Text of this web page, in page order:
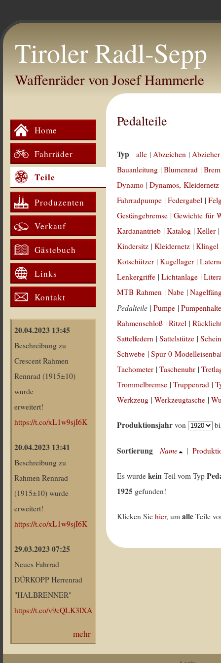
Tiroler Radl-Sepp
Waffenräder von Josef Hammerle
Home
Fahrräder
Teile
Produzenten
Verkauf
Gästebuch
Links
Kontakt
20.04.2023 13:45
Beschreibung zu
Crescent Rahmen
Rennrad (1915±10)
wurde
erweitert!
https://t.co/xL1w9sjI6K
20.04.2023 13:41
Beschreibung zu
Rahmen Rennrad
(1915±10) wurde
erweitert!
https://t.co/xL1w9sjI6K
29.03.2023 07:25
Neues Fahrrad
DÜRKOPP Herrenrad
"HALBRENNER"
https://t.co/v9cQLK3lXA
mehr
Pedalteile
Typ alle |Abzeichen |
Bauanleitung |Blumenrad |
Dynamo |Dynamos, Kleidernetz
Fahrradpumpe |Federgabel |
Gestängebremse |Gewichte für
Kardanantrieb |Katalog |Keller
Kindersitz |Kleidernetz |Klingel
Kotschützer |Kugellager |
Lenkergriffe |Lichtanlage |
MTB Rahmen |Nabe |
Pedalteile |Pumpe |
Rahmenschloß |Ritzel |
Sattelfedern |Sattelstütze |
Schwebe |Spur 0
Tachometer |Taschenuhr |
Trommelbremse |Truppenrad |
Werkzeug |Werkzeugtasche |
Produktionsjahr von
Sortierung Name |
Es wurdekein Teil vom Typ
1925 gefunden!
Klicken Siehier, umalle Teile